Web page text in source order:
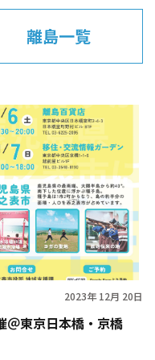
離島一覧
2023年 12月 20日
＠東京日本橋・京橋